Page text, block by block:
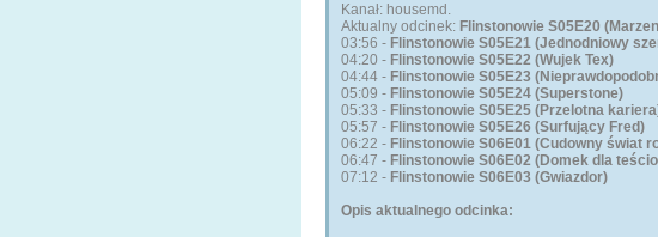
Kanał: housemd.
Aktualny odcinek: Flinstonowie S05E20
03:56 - Flinstonowie S05E21 (Jednodniowy
04:20 - Flinstonowie S05E22 (Wujek Tex)
04:44 - Flinstonowie S05E23
05:09 - Flinstonowie S05E24 (Superstone)
05:33 - Flinstonowie S05E25 (Przelotna
05:57 - Flinstonowie S05E26 (Surfujący Fred)
06:22 - Flinstonowie S06E01 (Cudowny świat
06:47 - Flinstonowie S06E02 (Domek dla
07:12 - Flinstonowie S06E03 (Gwiazdor)
Opis aktualnego odcinka: